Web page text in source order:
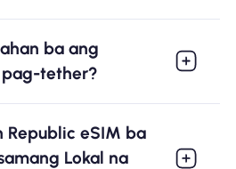
ba ang
tether?
Republic eSIM ba
Lokal na